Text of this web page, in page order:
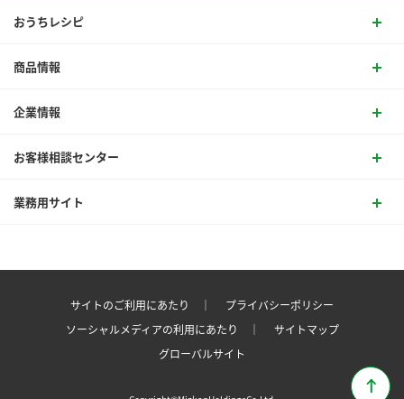
おうちレシピ
商品情報
企業情報
お客様相談センター
業務用サイト
サイトのご利用にあたり ｜
プライバシーポリシー
ソーシャルメディアの利用にあたり ｜
サイトマップ
グローバルサイト